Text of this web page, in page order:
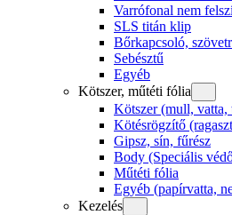
Varrófonal nem
SLS titán klip
Bőrkapcsoló,
Sebésztű
Egyéb
Kötszer, műtéti fólia
Kötszer (mull, vatta,
Kötésrögzítő
Gipsz, sín, fűrész
Body (Speciális
Műtéti fólia
Egyéb (papírvatta,
Kezelés